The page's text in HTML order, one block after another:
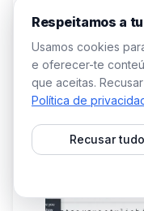
Respeitamos a
Usamos cookies
e oferecer-te
que aceitas.
Política de
Recusar tudo